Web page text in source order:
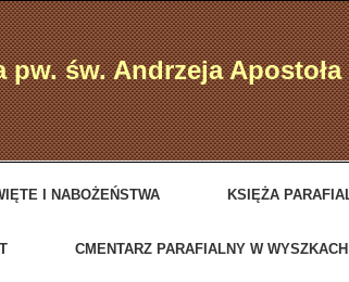
św. Andrzeja
I NABOŻEŃSTWA KSIĘŻA
CMENTARZ PARAFIALNY W WYSZKACH